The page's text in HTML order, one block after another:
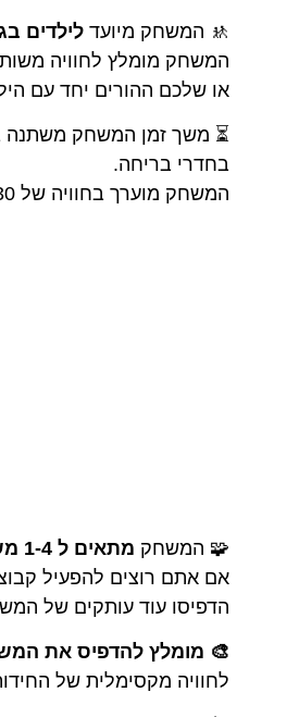
🚸 המשחק מיועד לילדים
המשחק מומלץ לחוויה
או שלכם ההורים יחד עם
⏳ משך זמן המשחק משתנה
בחדרי בריחה.
המשחק מוערך בחוויה של 15-30 דקות
🧩 המשחק מתאים ל 1-4 משתתפים
אם אתם רוצים להפעיל
הדפיסו עוד עותקים של
🎨 מומלץ להדפיס את
לחוויה מקסימלית של